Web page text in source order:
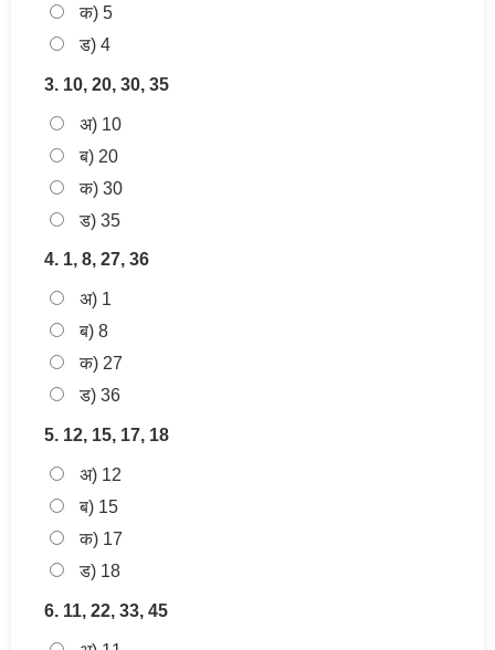
क) 5
ड) 4
3. 10, 20, 30, 35
अ) 10
ब) 20
क) 30
ड) 35
4. 1, 8, 27, 36
अ) 1
ब) 8
क) 27
ड) 36
5. 12, 15, 17, 18
अ) 12
ब) 15
क) 17
ड) 18
6. 11, 22, 33, 45